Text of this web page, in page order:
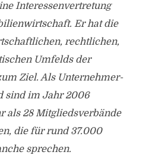
Interessenvertretung
Er hat die
rechtlichen,
Umfelds der
Ziel. Als Unternehmer-
sind im Jahr 2006
als 28 Mitgliedsverbände
die für rund 37.000
sprechen.